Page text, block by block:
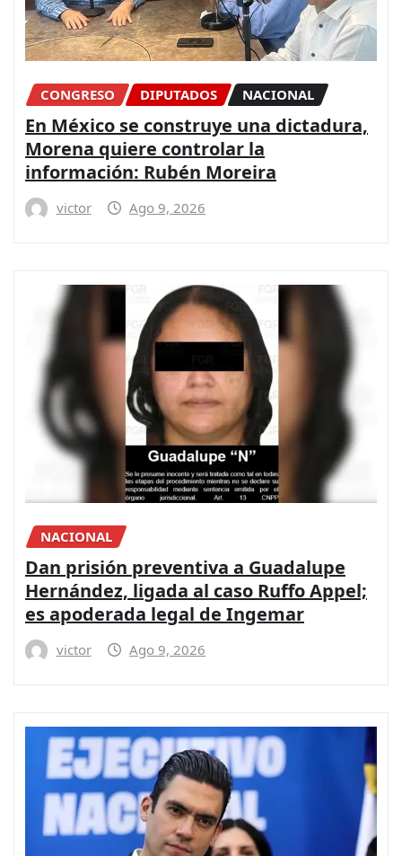
CONGRESO DIPUTADOS NACIONAL
En México se construye una dictadura,
Morena quiere controlar la
información: Rubén Moreira
victor Ago 9, 2026
NACIONAL
Dan prisión preventiva a Guadalupe
Hernández, ligada al caso Ruffo Appel;
es apoderada legal de Ingemar
victor Ago 9, 2026